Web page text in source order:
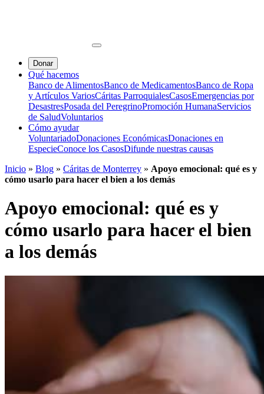
Donar
Qué hacemos
Banco de AlimentosBanco de MedicamentosBanco de Ropa
y Artículos VariosCáritas ParroquialesCasosEmergencias por
DesastresPosada del PeregrinoPromoción HumanaServicios
de SaludVoluntarios
Cómo ayudar
VoluntariadoDonaciones EconómicasDonaciones en
EspecieConoce los CasosDifunde nuestras causas
Inicio » Blog » Cáritas de Monterrey » Apoyo emocional: qué es y
cómo usarlo para hacer el bien a los demás
Apoyo emocional: qué es y
cómo usarlo para hacer el bien
a los demás